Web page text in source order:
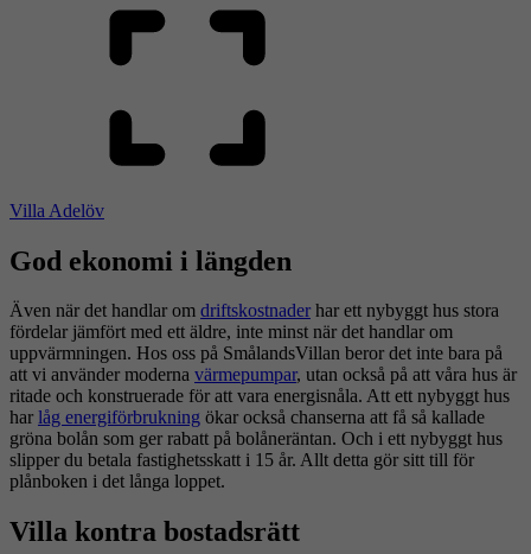
Villa Adelöv
God ekonomi i längden
Även när det handlar om driftskostnader har ett nybyggt hus stora
fördelar jämfört med ett äldre, inte minst när det handlar om
uppvärmningen. Hos oss på SmålandsVillan beror det inte bara på
att vi använder moderna värmepumpar, utan också på att våra hus är
ritade och konstruerade för att vara energisnåla. Att ett nybyggt hus
har låg energiförbrukning ökar också chanserna att få så kallade
gröna bolån som ger rabatt på bolåneräntan. Och i ett nybyggt hus
slipper du betala fastighetsskatt i 15 år. Allt detta gör sitt till för
plånboken i det långa loppet.
Villa kontra bostadsrätt